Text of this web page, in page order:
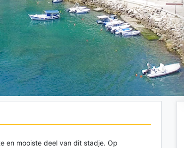
en mooiste deel van dit stadje. Op